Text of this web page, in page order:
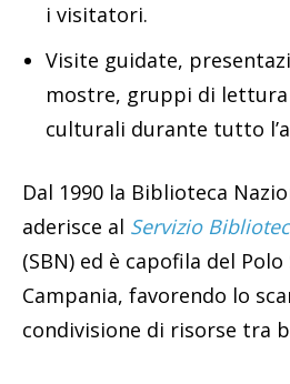
i visitatori.
Visite guidate,
mostre, gruppi di lettura
culturali durante tutto
Dal 1990 la Biblioteca
aderisce al Servizio
(SBN) ed è capofila del Polo
Campania, favorendo lo
condivisione di risorse tra